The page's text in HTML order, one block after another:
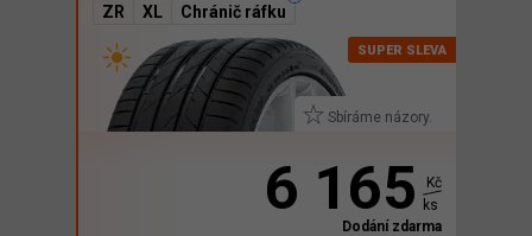
ZR
XL Chránič ráfku
Sbíráme názory.
6 165
Kč
ks
Dodání zdarma